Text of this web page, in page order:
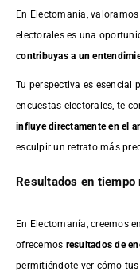
En Electomanía,
electorales es una
contribuyas a un
Tu perspectiva es esencial
encuestas electorales, te
influye directamente en el
esculpir un retrato más
Resultados en
En Electomanía, creemos
ofrecemos resultados de
permitiéndote ver cómo